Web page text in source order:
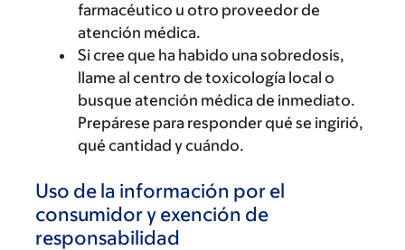
farmacéutico u otro proveedor de
atención médica.
Si cree que ha habido una sobredosis,
llame al centro de toxicología local o
busque atención médica de inmediato.
Prepárese para responder qué se ingirió,
qué cantidad y cuándo.
Uso de la información por el
consumidor y exención de
responsabilidad